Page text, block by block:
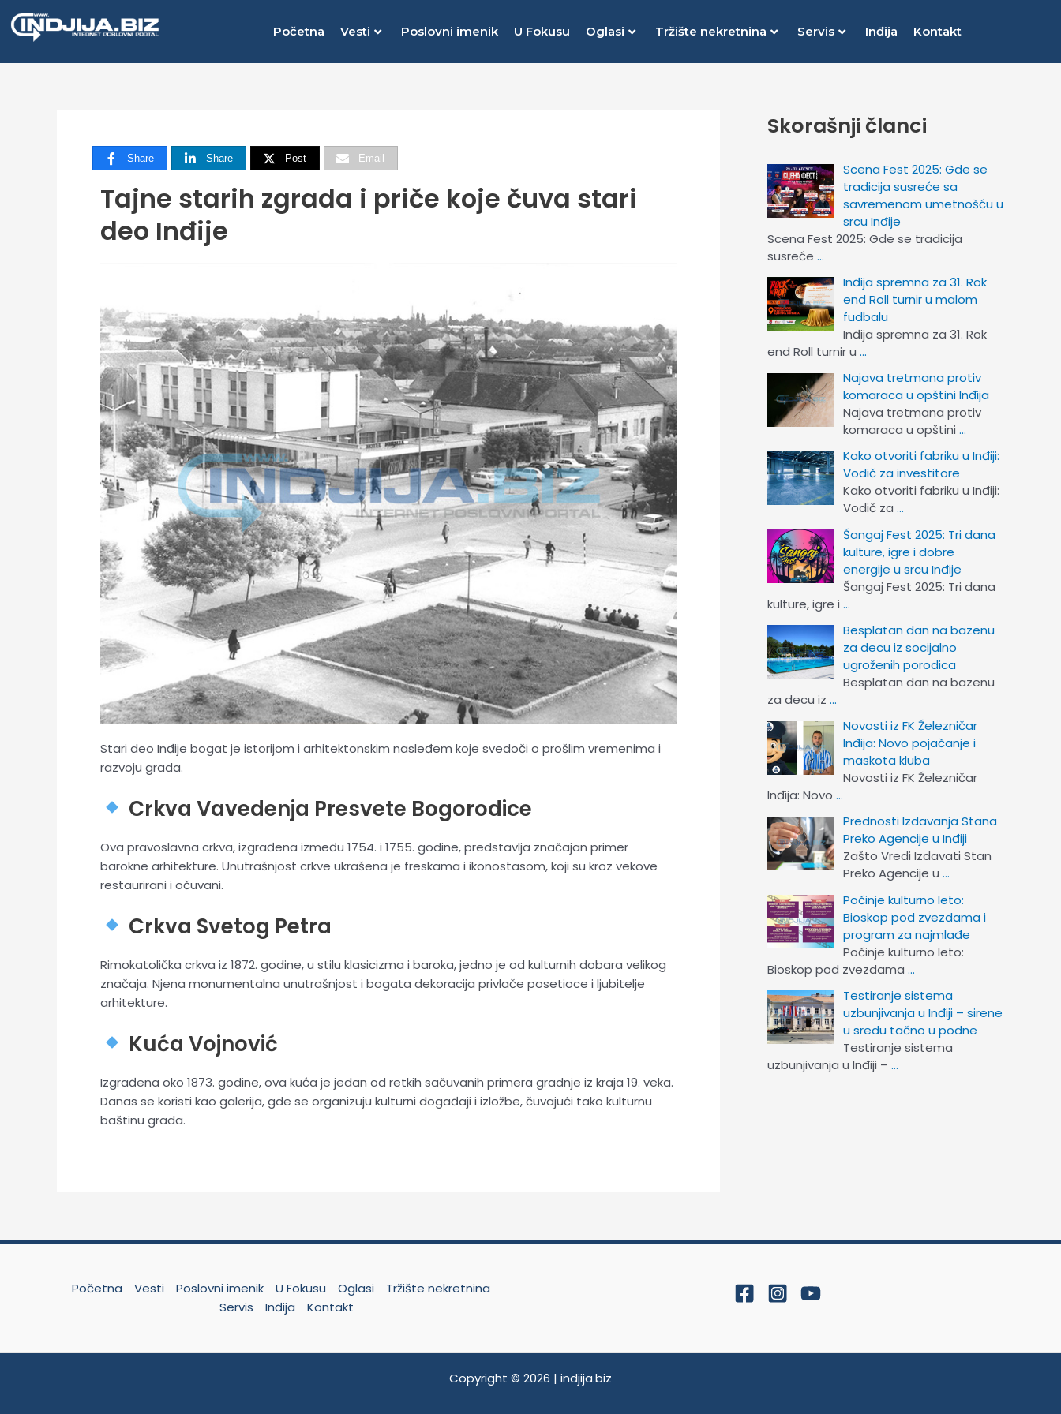
на
садржај
Početna Vesti Poslovni imenik U Fokusu Oglasi Tržište nekretnina Servis Inđija Kontakt
Share Share Post Email
Tajne starih zgrada i priče koje čuva stari
deo Inđije
Stari deo Inđije bogat je istorijom i arhitektonskim nasleđem koje svedoči o prošlim vremenima i
razvoju grada.
Crkva Vavedenja Presvete Bogorodice
Ova pravoslavna crkva, izgrađena između 1754. i 1755. godine, predstavlja značajan primer
barokne arhitekture. Unutrašnjost crkve ukrašena je freskama i ikonostasom, koji su kroz vekove
restaurirani i očuvani.
Crkva Svetog Petra
Rimokatolička crkva iz 1872. godine, u stilu klasicizma i baroka, jedno je od kulturnih dobara velikog
značaja. Njena monumentalna unutrašnjost i bogata dekoracija privlače posetioce i ljubitelje
arhitekture.
Kuća Vojnović
Izgrađena oko 1873. godine, ova kuća je jedan od retkih sačuvanih primera gradnje iz kraja 19. veka.
Danas se koristi kao galerija, gde se organizuju kulturni događaji i izložbe, čuvajući tako kulturnu
baštinu grada.
Skorašnji članci
Scena Fest 2025: Gde se
tradicija susreće sa
savremenom umetnošću u
srcu Inđije
Scena Fest 2025: Gde se tradicija
susreće …
Inđija spremna za 31. Rok
end Roll turnir u malom
fudbalu
Inđija spremna za 31. Rok
end Roll turnir u …
Najava tretmana protiv
komaraca u opštini Inđija
Najava tretmana protiv
komaraca u opštini…
Kako otvoriti fabriku u Inđiji:
Vodič za investitore
Kako otvoriti fabriku u Inđiji:
Vodič za…
Šangaj Fest 2025: Tri dana
kulture, igre i dobre
energije u srcu Inđije
Šangaj Fest 2025: Tri dana
kulture, igre i …
Besplatan dan na bazenu
za decu iz socijalno
ugroženih porodica
Besplatan dan na bazenu
za decu iz …
Novosti iz FK Železničar
Inđija: Novo pojačanje i
maskota kluba
Novosti iz FK Železničar
Inđija: Novo …
Prednosti Izdavanja Stana
Preko Agencije u Inđiji
Zašto Vredi Izdavati Stan
Preko Agencije u…
Počinje kulturno leto:
Bioskop pod zvezdama i
program za najmlađe
Počinje kulturno leto:
Bioskop pod zvezdama …
Testiranje sistema
uzbunjivanja u Inđiji – sirene
u sredu tačno u podne
Testiranje sistema
uzbunjivanja u Inđiji – …
Početna Vesti Poslovni imenik U Fokusu Oglasi
Tržište nekretnina
Servis
Inđija Kontakt
Copyright © 2026 | indjija.biz